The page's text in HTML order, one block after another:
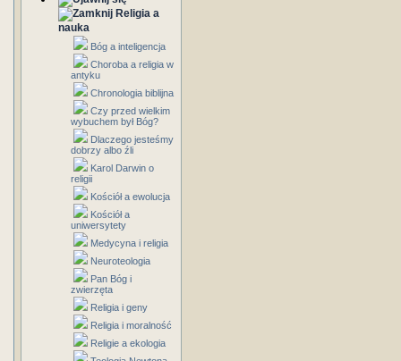
Religia a
nauka
Bóg a inteligencja
Choroba a religia w
antyku
Chronologia biblijna
Czy przed wielkim
wybuchem był Bóg?
Dlaczego jesteśmy
dobrzy albo źli
Karol Darwin o
religii
Kościół a ewolucja
Kościół a
uniwersytety
Medycyna i religia
Neuroteologia
Pan Bóg i
zwierzęta
Religia i geny
Religia i moralność
Religie a ekologia